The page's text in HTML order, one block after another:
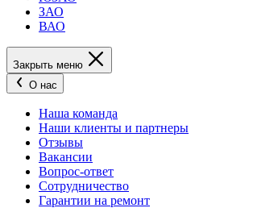
ЗАО
ВАО
Закрыть меню
О нас
Наша команда
Наши клиенты и партнеры
Отзывы
Вакансии
Вопрос-ответ
Сотрудничество
Гарантии на ремонт